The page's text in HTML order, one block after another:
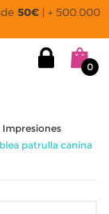
50€| + 500.000
0
Impresiones
patrulla canina